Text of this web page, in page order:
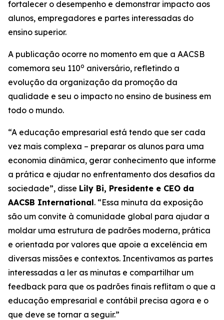
fortalecer o desempenho e demonstrar impacto aos
alunos, empregadores e partes interessadas do
ensino superior.
A publicação ocorre no momento em que a AACSB
comemora seu 110o aniversário, refletindo a
evolução da organização da promoção da
qualidade e seu o impacto no ensino de business em
todo o mundo.
“A educação empresarial está tendo que ser cada
vez mais complexa – preparar os alunos para uma
economia dinâmica, gerar conhecimento que informe
a prática e ajudar no enfrentamento dos desafios da
sociedade”, disse Lily Bi, Presidente e CEO da
AACSB International. “Essa minuta da exposição
são um convite à comunidade global para ajudar a
moldar uma estrutura de padrões moderna, prática
e orientada por valores que apoie a excelência em
diversas missões e contextos. Incentivamos as partes
interessadas a ler as minutas e compartilhar um
feedback para que os padrões finais reflitam o que a
educação empresarial e contábil precisa agora e o
que deve se tornar a seguir.”